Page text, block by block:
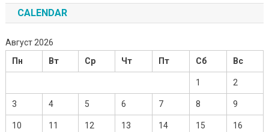
CALENDAR
Август 2026
Пн
Вт Ср Чт Пт Сб Вс
1 2
3 4 5 6 7 8 9
10 11 12 13 14 15 16